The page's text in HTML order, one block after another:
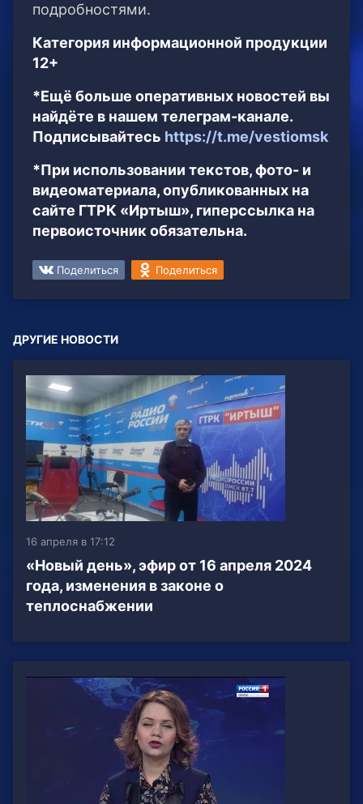
подробностями.
Категория информационной продукции
12+
*Ещё больше оперативных новостей вы
найдёте в нашем телеграм-канале.
Подписывайтесь https://t.me/vestiomsk
*При использовании текстов, фото- и
видеоматериала, опубликованных на
сайте ГТРК «Иртыш», гиперссылка на
первоисточник обязательна.
Поделиться Поделиться
ДРУГИЕ НОВОСТИ
16 апреля в 17:12
«Новый день», эфир от 16 апреля 2024
года, изменения в законе о
теплоснабжении